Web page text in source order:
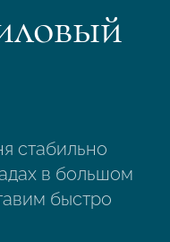
стабильно
в большом
быстро